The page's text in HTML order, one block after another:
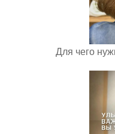
Для чего